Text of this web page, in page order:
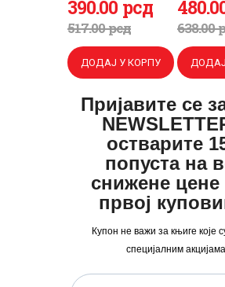
517.00рсд
Оригинална
цена
је
била:
517.
390.00 рсд
Тренутна
цена
је:
390.
ДОДАЈ У КОРПУ
638.00
цена
је
била:
638 .
0
0
рсд.
480.
цена
је:
480.
0
0
рсд.
Пријавите се
остварите
попуста на
снижене цене
првој
Купон не важи за књиге које
специјалним акцијама
ПРИЈАВА